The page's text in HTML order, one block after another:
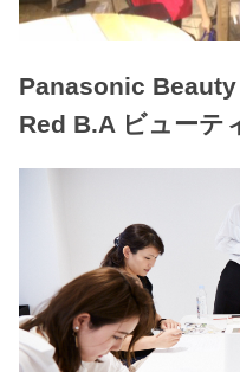
Panasonic Beauty
Red B.A ビューテ